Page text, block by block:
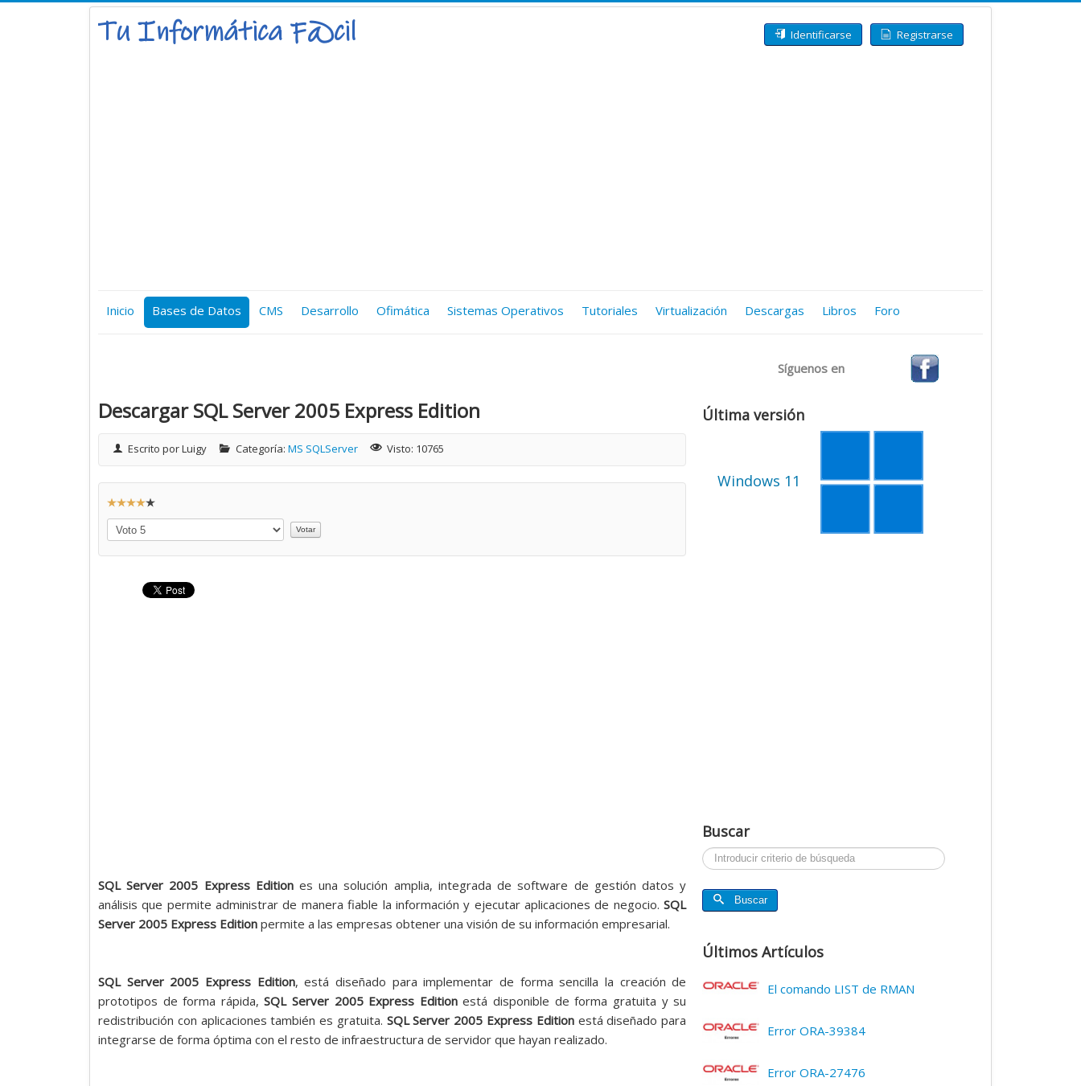
Identificarse Registrarse
Inicio Bases de Datos CMS Desarrollo Ofimática Sistemas Operativos Tutoriales Virtualización Descargas Libros Foro
Síguenos en
Descargar SQL Server 2005 Express Edition
Escrito porLuigy Categoría: MS SQLServer Visto: 10765
R
a
t
i
Por
favor,
vote
SQL Server 2005 Express Editiones una solución amplia, integrada de software de gestión datos y
análisis que permite administrar de manera fiable la información y ejecutar aplicaciones de negocio.SQL
Server 2005 Express Edition permite a las empresas obtener una visión de su información empresarial.
SQL Server 2005 Express Edition, está diseñado para implementar de forma sencilla la creación de
prototipos de forma rápida,SQL Server 2005 Express Editionestá disponible de forma gratuita y su
redistribución con aplicaciones también es gratuita. SQL Server 2005 Express Editionestá diseñado para
integrarse de forma óptima con el resto de infraestructura de servidor que hayan realizado.
Última versión
Windows 11
Buscar
Buscar...
Buscar
Últimos Artículos
El comando LIST de RMAN
Error ORA-39384
Error ORA-27476